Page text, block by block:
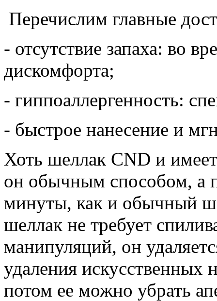
Перечислим главные
- отсутствие запаха: во
дискомфорта;
- гиппоаллергенность:
- быстрое нанесение и
Хоть шеллак CND и
он обычным способом, а
минуты, как и обычный
шеллак не требует
манипуляций, он
удаления искусственных
потом ее можно убрать